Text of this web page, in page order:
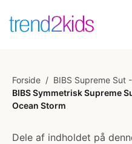
Forside / BIBS Supreme Sut
BIBS Symmetrisk Supreme
Ocean Storm
Dele af indholdet på